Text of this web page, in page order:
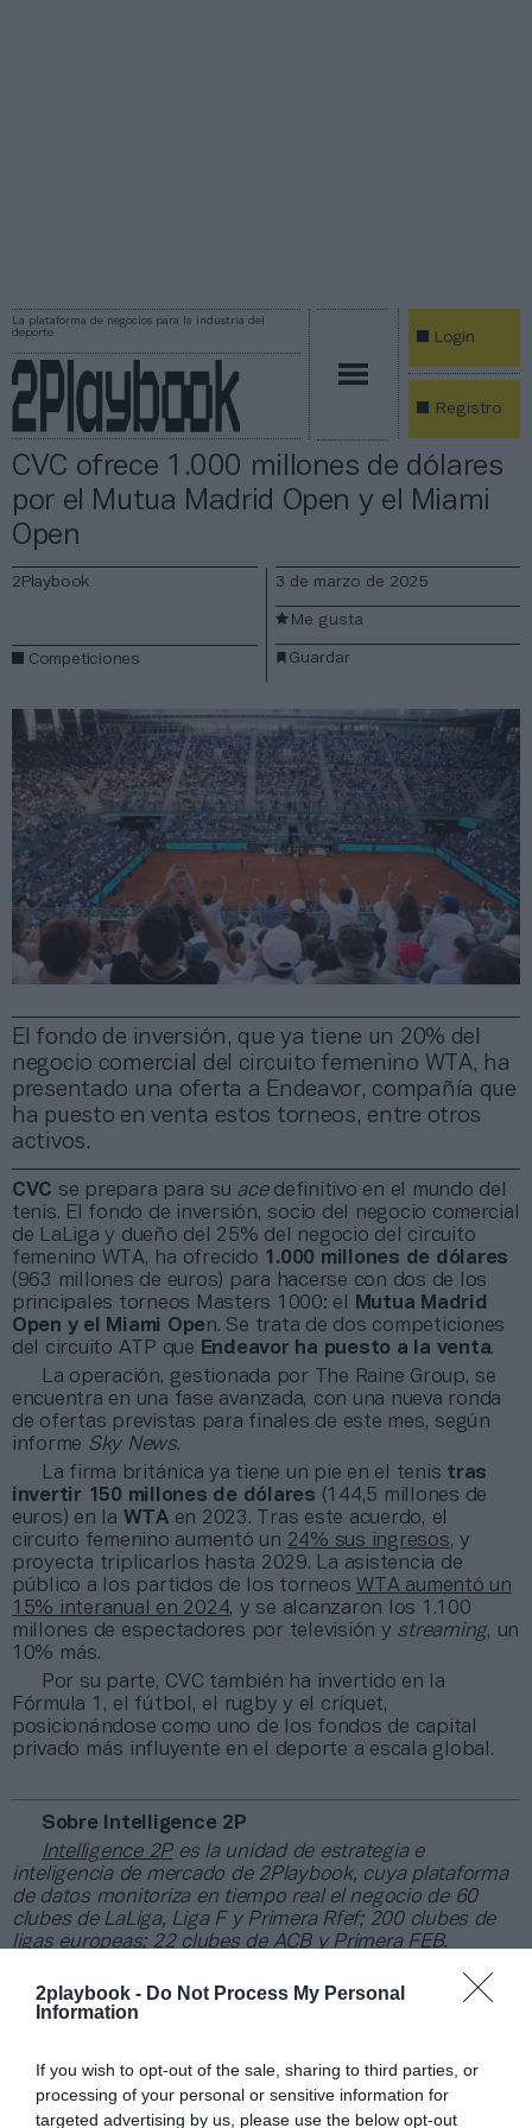
2playbook - Do Not Process My Personal
Information
If you wish to opt-out of the sale, sharing to third parties, or
processing of your personal or sensitive information for
targeted advertising by us, please use the below opt-out
La plataforma de negocios para la industria del
deporte
Login
Registro
CVC ofrece 1.000 millones de dólares
por el Mutua Madrid Open y el Miami
Open
El fondo de inversión, que ya tiene un 20% del
negocio comercial del circuito femenino WTA, ha
presentado una oferta a Endeavor, compañía que
ha puesto en venta estos torneos, entre otros
activos.
2Playbook
Competiciones
3 de marzo de 2025
Guardar
Me gusta
CVC se prepara para su ace definitivo en el mundo del
tenis. El fondo de inversión, socio del negocio comercial
de LaLiga y dueño del 25% del negocio del circuito
femenino WTA, ha ofrecido 1.000 millones de dólares
(963 millones de euros) para hacerse con dos de los
principales torneos Masters 1000: el
Mutua Madrid
Open y el Miami Ope n. Se trata de dos competiciones
del circuito ATP que Endeavor ha puesto a la venta.
La operación, gestionada por The Raine Group, se
encuentra en una fase avanzada, con una nueva ronda
de ofertas previstas para finales de este mes, según
informe Sky News.
La firma británica ya tiene un pie en el tenis tras
invertir 150 millones de dólares (144,5 millones de
euros) en la WTAen 2023. Tras este acuerdo, el
circuito femenino aumentó un 24% sus ingresos, y
proyecta triplicarlos hasta 2029. La asistencia de
público a los partidos de los torneos WTA aumentó un
15% interanual en 2024, y se alcanzaron los 1.100
millones de espectadores por televisión y streaming, un
10% más.
Por su parte, CVC también ha invertido en la
Fórmula 1, el fútbol, el rugby y el críquet,
posicionándose como uno de los fondos de capital
privado más influyente en el deporte a escala global.
Sobre Intelligence 2P
Intelligence 2Pes la unidad de estrategia e
inteligencia de mercado de 2Playbook, cuya plataforma
de datos monitoriza en tiempo real el negocio de 60
clubes de LaLiga, Liga F y Primera Rfef; 200 clubes de
ligas europeas; 22 clubes de ACB y Primera FEB.
La plataforma también contabiliza la asistencia a
todos los eventos deportivos, de entretenimiento y
música en España, así como más de 25.000 contratos
contratos de las ligas europeas y norteamericanas de
fútbol y baloncesto, segmentados por competición,
tipología de activos, marcas, categorías de producto y